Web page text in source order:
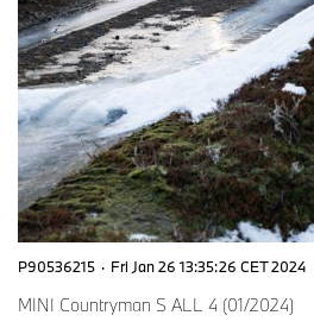
P90536215 · Fri Jan 26 13:35:26 CET 2024
MINI Countryman S ALL 4 (01/2024)